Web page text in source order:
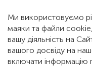
Ми використовуємо
маяки та файли
вашу діяльність на
вашого досвіду на
включати інформацію